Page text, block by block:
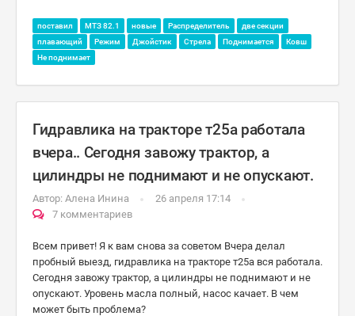
поставил МТЗ 82.1 новые Распределитель
две секции
плавающий
Режим Джойстик Стрела Поднимается
Ковш
Не поднимает
Гидравлика на тракторе т25а работала
вчера.. Сегодня завожу трактор, а
цилиндры не поднимают и не опускают.
Автор: Алена Инина
26 апреля 17:14
7 комментариев
Всем привет! Я к вам снова за советом Вчера делал
пробный выезд, гидравлика на тракторе т25а вся работала.
Сегодня завожу трактор, а цилиндры не поднимают и не
опускают. Уровень масла полный, насос качает. В чем
может быть проблема?